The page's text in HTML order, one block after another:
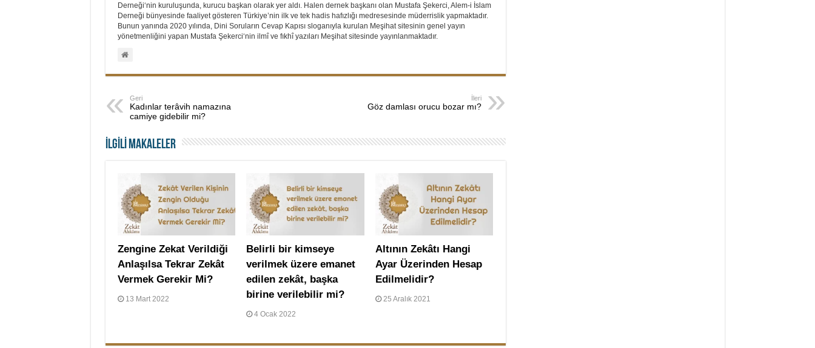
Derneği‘nin kuruluşunda, kurucu başkan olarak yer aldı. Halen dernek başkanı olan Mustafa Şekerci, Alem-i İslam
Derneği bünyesinde faaliyet gösteren Türkiye’nin ilk ve tek hadis hafızlığı medresesinde müderrislik yapmaktadır.
Bunun yanında 2020 yılında, Dini Soruların Cevap Kapısı sloganıyla kurulan Meşihat sitesinin genel yayın
yönetmenliğini yapan Mustafa Şekerci‘nin ilmî ve fıkhî yazıları Meşihat sitesinde yayınlanmaktadır.
Geri
Kadınlar terâvih namazına
camiye gidebilir mi?
İleri
Göz damlası orucu bozar mı?
İLGİLİ MAKALELER
Zengine Zekat Verildiği
Anlaşılsa Tekrar Zekât
Vermek Gerekir Mi?
13 Mart 2022
Belirli bir kimseye
verilmek üzere emanet
edilen zekât, başka
birine verilebilir mi?
4 Ocak 2022
Altının Zekâtı Hangi
Ayar Üzerinden Hesap
Edilmelidir?
25 Aralık 2021